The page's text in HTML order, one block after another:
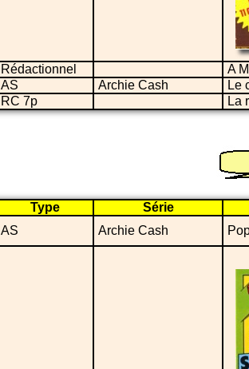
Rédactionnel
A
AS Archie Cash
Le
RC 7p La
Type
Série
AS Archie Cash